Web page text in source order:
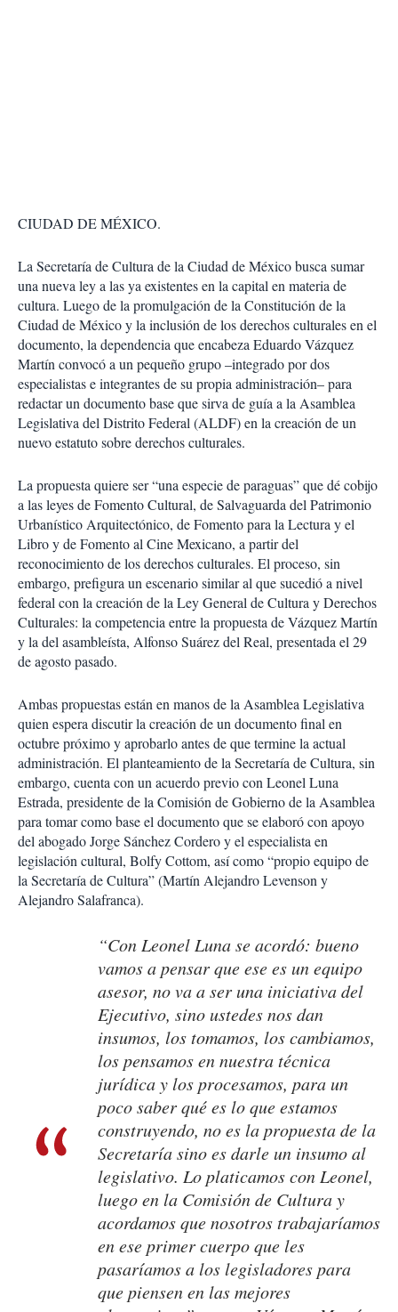
CIUDAD DE MÉXICO.
La Secretaría de Cultura de la Ciudad de México busca sumar
una nueva ley a las ya existentes en la capital en materia de
cultura. Luego de la promulgación de la Constitución de la
Ciudad de México y la inclusión de los derechos culturales en el
documento, la dependencia que encabeza Eduardo Vázquez
Martín convocó a un pequeño grupo –integrado por dos
especialistas e integrantes de su propia administración– para
redactar un documento base que sirva de guía a la Asamblea
Legislativa del Distrito Federal (ALDF) en la creación de un
nuevo estatuto sobre derechos culturales.
La propuesta quiere ser “una especie de paraguas” que dé cobijo
a las leyes de Fomento Cultural, de Salvaguarda del Patrimonio
Urbanístico Arquitectónico, de Fomento para la Lectura y el
Libro y de Fomento al Cine Mexicano, a partir del
reconocimiento de los derechos culturales. El proceso, sin
embargo, prefigura un escenario similar al que sucedió a nivel
federal con la creación de la Ley General de Cultura y Derechos
Culturales: la competencia entre la propuesta de Vázquez Martín
y la del asambleísta, Alfonso Suárez del Real, presentada el 29
de agosto pasado.
Ambas propuestas están en manos de la Asamblea Legislativa
quien espera discutir la creación de un documento final en
octubre próximo y aprobarlo antes de que termine la actual
administración. El planteamiento de la Secretaría de Cultura, sin
embargo, cuenta con un acuerdo previo con Leonel Luna
Estrada, presidente de la Comisión de Gobierno de la Asamblea
para tomar como base el documento que se elaboró con apoyo
del abogado Jorge Sánchez Cordero y el especialista en
legislación cultural, Bolfy Cottom, así como “propio equipo de
la Secretaría de Cultura” (Martín Alejandro Levenson y
Alejandro Salafranca).
“Con Leonel Luna se acordó: bueno
vamos a pensar que ese es un equipo
asesor, no va a ser una iniciativa del
Ejecutivo, sino ustedes nos dan
insumos, los tomamos, los cambiamos,
los pensamos en nuestra técnica
jurídica y los procesamos, para un
poco saber qué es lo que estamos
construyendo, no es la propuesta de la
Secretaría sino es darle un insumo al
legislativo. Lo platicamos con Leonel,
luego en la Comisión de Cultura y
acordamos que nosotros trabajaríamos
en ese primer cuerpo que les
pasaríamos a los legisladores para
que piensen en las mejores